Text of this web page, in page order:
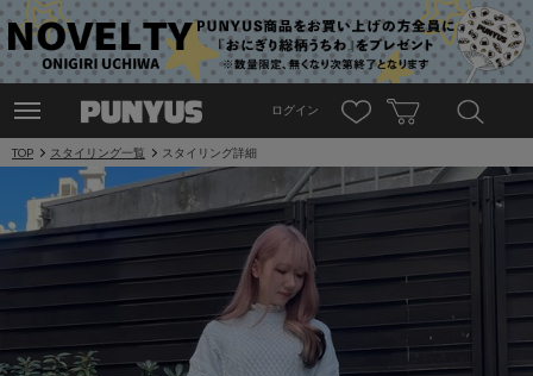
ログイン
TOP スタイリング一覧 スタイリング詳細